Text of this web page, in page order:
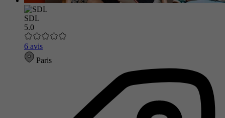
SDL
5.0
6 avis
Paris